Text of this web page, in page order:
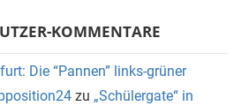
KOMMENTARE
Die “Pannen” links-grüner
zu „Schülergate“ in